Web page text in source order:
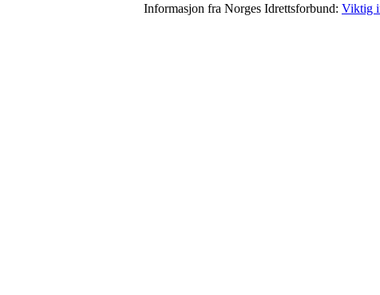
Informasjon fra Norges Idrettsforbund: Viktig